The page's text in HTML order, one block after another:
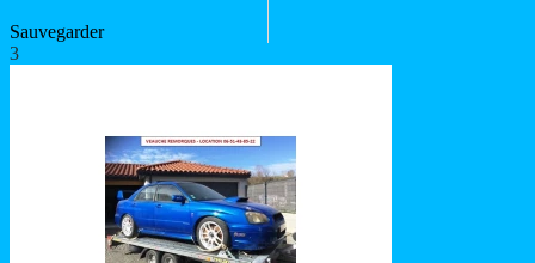
Sauvegarder
3